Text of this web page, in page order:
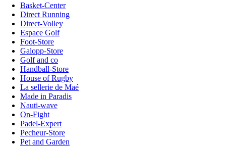
Basket-Center
Direct Running
Direct-Volley
Espace Golf
Foot-Store
Galopp-Store
Golf and co
Handball-Store
House of Rugby
La sellerie de Maé
Made in Paradis
Nauti-wave
On-Fight
Padel-Expert
Pecheur-Store
Pet and Garden